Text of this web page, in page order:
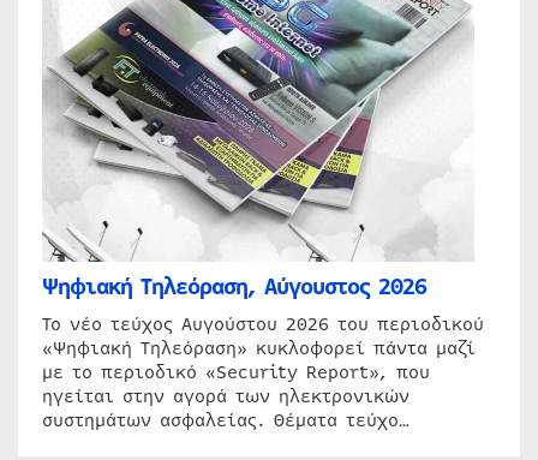
Ψηφιακή Τηλεόραση, Αύγουστος 2026
Το νέο τεύχος Αυγούστου 2026 του περιοδικού
«Ψηφιακή Τηλεόραση» κυκλοφορεί πάντα μαζί
με το περιοδικό «Security Report», που
ηγείται στην αγορά των ηλεκτρονικών
συστημάτων ασφαλείας. Θέματα τεύχο…